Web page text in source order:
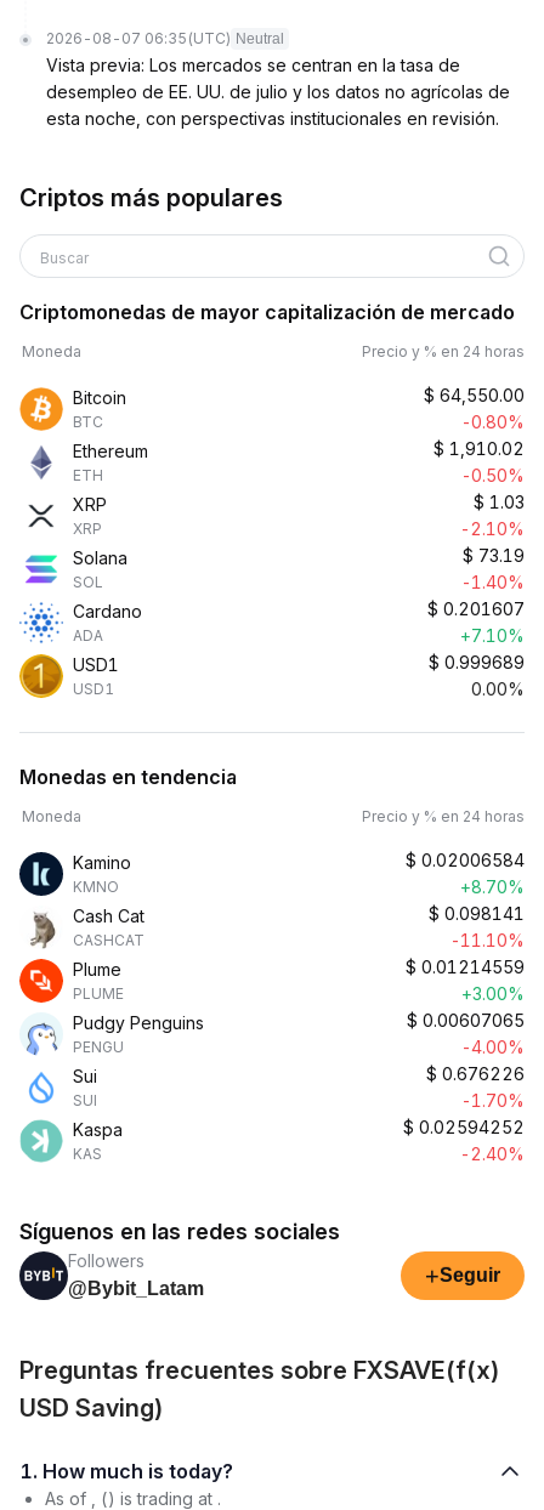
2026-08-07 06:35 (UTC) Neutral
Vista previa: Los mercados se centran en la tasa de
desempleo de EE. UU. de julio y los datos no agrícolas de
esta noche, con perspectivas institucionales en revisión.
Criptos más populares
Buscar
Criptomonedas de mayor capitalización de mercado
Moneda Precio y % en 24 horas
Bitcoin
BTC
$ 64,550.00
-0.80%
Ethereum
ETH
$ 1,910.02
-0.50%
XRP
XRP
$ 1.03
-2.10%
Solana
SOL
$ 73.19
-1.40%
Cardano
ADA
$ 0.201607
+7.10%
USD1
USD1
$ 0.999689
0.00%
Monedas en tendencia
Moneda Precio y % en 24 horas
Kamino
KMNO
$ 0.02006584
+8.70%
Cash Cat
CASHCAT
$ 0.098141
-11.10%
Plume
PLUME
$ 0.01214559
+3.00%
Pudgy Penguins
PENGU
$ 0.00607065
-4.00%
Sui
SUI
$ 0.676226
-1.70%
Kaspa
KAS
$ 0.02594252
-2.40%
Síguenos en las redes sociales
Followers
@Bybit_Latam
+Seguir
Preguntas frecuentes sobre FXSAVE(f(x)
USD Saving)
1. How much is today?
As of , () is trading at .